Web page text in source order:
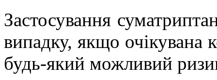
Застосування
випадку, якщо очікувана
будь-який можливий